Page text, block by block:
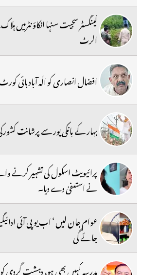
گینگسٹر سجیت سنہا انکاؤنٹرمیں
الرٹ
افضال انصاری کو الٰہ آباد
بہار کے بانکی پور سے پرشانت
پرائیویٹ اسکول کی تشہیر کرنے
نے استعفیٰ دے دیا۔
عوام جان لیں ‘ اب یو پی آئی
جائے گی
مدرسہ کہیں بھی ہو، دہشت گردی